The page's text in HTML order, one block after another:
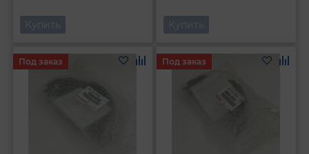
Купить Купить
Под заказ Под заказ